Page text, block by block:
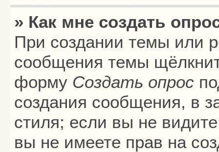
» Как мне создать
При создании темы или
сообщения темы
форму Создать опрос
создания сообщения, в
стиля; если вы не
вы не имеете прав на